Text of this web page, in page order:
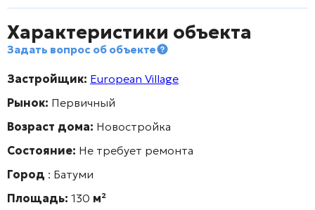
Характеристики объекта
Задать вопрос об объекте
Застройщик: European Village
Рынок: Первичный
Возраст дома: Новостройка
Состояние: Не требует ремонта
Город : Батуми
Площадь: 130 м²